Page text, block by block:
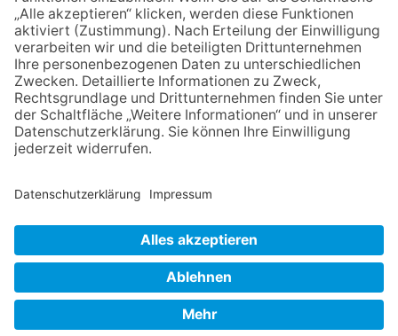
06.08.2026
Klinikforum zum Thema
Karpaltunnelsyndrom
06.08.2026
Gewinnspiel zum Start ins
Schuljahr
06.08.2026
„Rock auf der Burg“ lässt
Königstein beben
NACH OBEN
Datenschutz Netiquette FAQ